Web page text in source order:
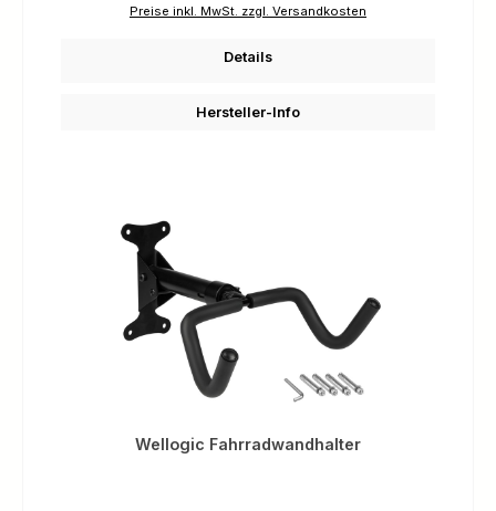
Preise inkl. MwSt. zzgl. Versandkosten
Details
Hersteller-Info
Wellogic Fahrradwandhalter